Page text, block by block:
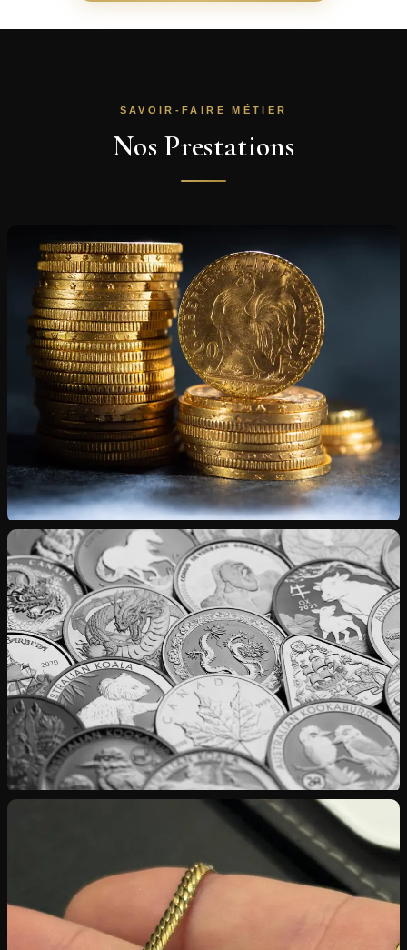
SAVOIR-FAIRE MÉTIER
Nos Prestations
Rachat d’Or
Bijoux, pièces, lingots — cours international appliqué
Investissement, couverts, pièces rares en 925‰